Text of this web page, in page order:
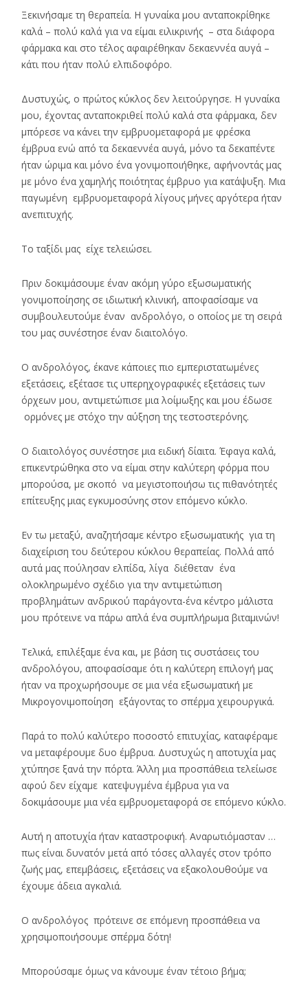
Ξεκινήσαμε τη θεραπεία. Η γυναίκα μου ανταποκρίθηκε
καλά – πολύ καλά για να είμαι ειλικρινής – στα διάφορα
φάρμακα και στο τέλος αφαιρέθηκαν δεκαεννέα αυγά –
κάτι που ήταν πολύ ελπιδοφόρο.
Δυστυχώς, ο πρώτος κύκλος δεν λειτούργησε. Η γυναίκα
μου, έχοντας ανταποκριθεί πολύ καλά στα φάρμακα, δεν
μπόρεσε να κάνει την εμβρυομεταφορά με φρέσκα
έμβρυα ενώ από τα δεκαεννέα αυγά, μόνο τα δεκαπέντε
ήταν ώριμα και μόνο ένα γονιμοποιήθηκε, αφήνοντάς μας
με μόνο ένα χαμηλής ποιότητας έμβρυο για κατάψυξη. Μια
παγωμένη εμβρυομεταφορά λίγους μήνες αργότερα ήταν
ανεπιτυχής.
Το ταξίδι μας είχε τελειώσει.
Πριν δοκιμάσουμε έναν ακόμη γύρο εξωσωματικής
γονιμοποίησης σε ιδιωτική κλινική, αποφασίσαμε να
συμβουλευτούμε έναν ανδρολόγο, ο οποίος με τη σειρά
του μας συνέστησε έναν διαιτολόγο.
Ο ανδρολόγος, έκανε κάποιες πιο εμπεριστατωμένες
εξετάσεις, εξέτασε τις υπερηχογραφικές εξετάσεις των
όρχεων μου, αντιμετώπισε μια λοίμωξης και μου έδωσε
ορμόνες με στόχο την αύξηση της τεστοστερόνης.
Ο διαιτολόγος συνέστησε μια ειδική δίαιτα. Έφαγα καλά,
επικεντρώθηκα στο να είμαι στην καλύτερη φόρμα που
μπορούσα, με σκοπό να μεγιστοποιήσω τις πιθανότητές
επίτευξης μιας εγκυμοσύνης στον επόμενο κύκλο.
Εν τω μεταξύ, αναζητήσαμε κέντρο εξωσωματικής για τη
διαχείριση του δεύτερου κύκλου θεραπείας. Πολλά από
αυτά μας πούλησαν ελπίδα, λίγα διέθεταν ένα
ολοκληρωμένο σχέδιο για την αντιμετώπιση
προβλημάτων ανδρικού παράγοντα-ένα κέντρο μάλιστα
μου πρότεινε να πάρω απλά ένα συμπλήρωμα βιταμινών!
Τελικά, επιλέξαμε ένα και, με βάση τις συστάσεις του
ανδρολόγου, αποφασίσαμε ότι η καλύτερη επιλογή μας
ήταν να προχωρήσουμε σε μια νέα εξωσωματική με
Μικρογονιμοποίηση εξάγοντας το σπέρμα χειρουργικά.
Παρά το πολύ καλύτερο ποσοστό επιτυχίας, καταφέραμε
να μεταφέρουμε δυο έμβρυα. Δυστυχώς η αποτυχία μας
χτύπησε ξανά την πόρτα. Άλλη μια προσπάθεια τελείωσε
αφού δεν είχαμε κατεψυγμένα έμβρυα για να
δοκιμάσουμε μια νέα εμβρυομεταφορά σε επόμενο κύκλο.
Αυτή η αποτυχία ήταν καταστροφική. Αναρωτιόμασταν …
πως είναι δυνατόν μετά από τόσες αλλαγές στον τρόπο
ζωής μας, επεμβάσεις, εξετάσεις να εξακολουθούμε να
έχουμε άδεια αγκαλιά.
Ο ανδρολόγος πρότεινε σε επόμενη προσπάθεια να
χρησιμοποιήσουμε σπέρμα δότη!
Μπορούσαμε όμως να κάνουμε έναν τέτοιο βήμα;